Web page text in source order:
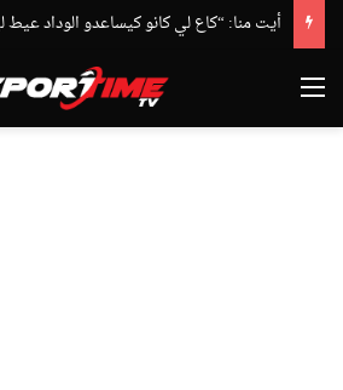
القائمة